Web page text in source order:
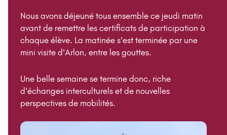
Nous avons déjeuné tous ensemble ce jeudi matin
avant de remettre les certificats de participation à
chaque élève. La matinée s'est terminée par une
mini visite d'Arlon, entre les gouttes.
Une belle semaine se termine donc, riche
d'échanges interculturels et de nouvelles
perspectives de mobilités.